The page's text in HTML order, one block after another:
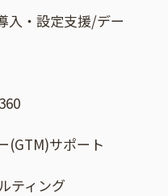
入・設定支援/デー
(GTM)サポート
ティング